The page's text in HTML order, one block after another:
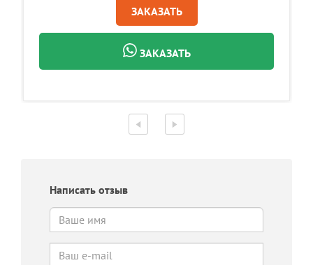
ЗАКАЗАТЬ
ЗАКАЗАТЬ
Написать отзыв